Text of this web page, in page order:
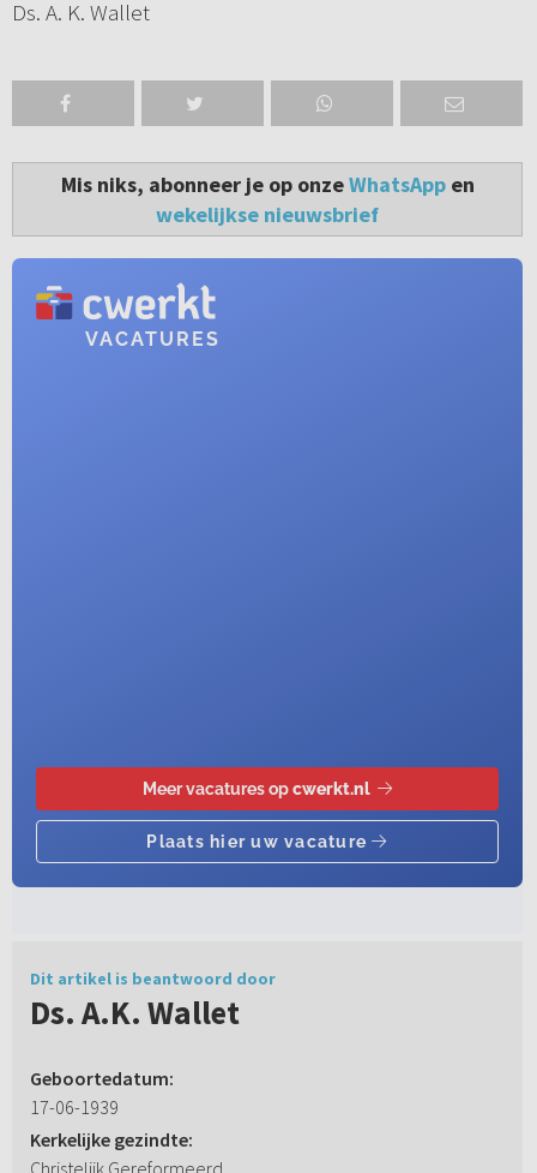
Ds. A. K. Wallet
Mis niks, abonneer je op onzeWhatsAppen
wekelijkse nieuwsbrief
Dit artikel is beantwoord door
Ds. A.K. Wallet
Geboortedatum:
17-06-1939
Kerkelijke gezindte: